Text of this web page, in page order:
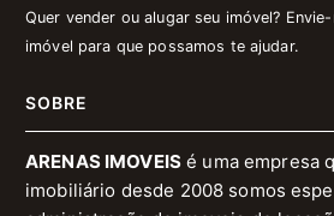
Quer vender ou alugar seu imóvel?
imóvel para que possamos te ajudar.
SOBRE
ARENAS IMOVEISé uma empresa
imobiliário desde 2008 somos